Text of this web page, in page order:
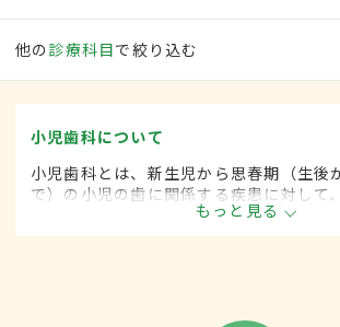
他の 診療科目で絞り込む
小児歯科について
小児歯科とは、新生児から思春期（生後
で）の小児の歯に関係する疾患に対して
治療する歯科の一領域です。
もっと見る